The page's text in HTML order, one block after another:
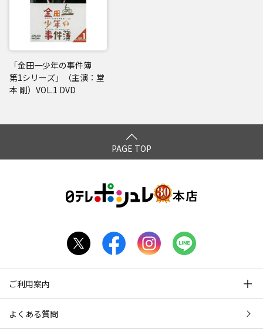
「金田一少年の事件簿
第1シリーズ」（主演：堂
本 剛）VOL.1 DVD
PAGE TOP
ご利用案内
よくある質問